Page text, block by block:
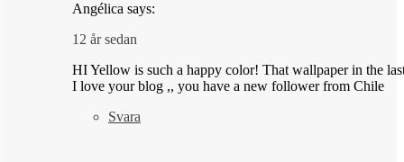
Angélica says:
12 år sedan
HI Yellow is such a happy color! That wallpaper in the
I love your blog ,, you have a new follower from Chile
Svara